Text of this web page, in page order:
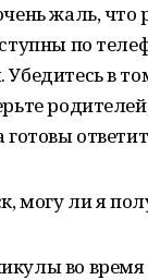
жаль,
по
в
могу ли я
во время